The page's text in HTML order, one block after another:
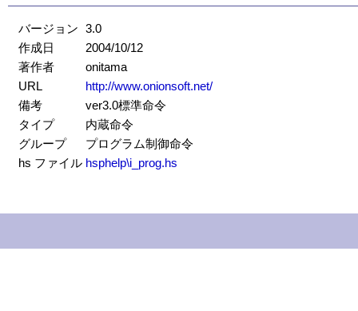
バージョン 3.0
作成日
2004/10/12
著作者
onitama
URL
http://www.onionsoft.net/
備考
ver3.0標準命令
タイプ
内蔵命令
グループ
プログラム制御命令
hs ファイル hsphelp\i_prog.hs